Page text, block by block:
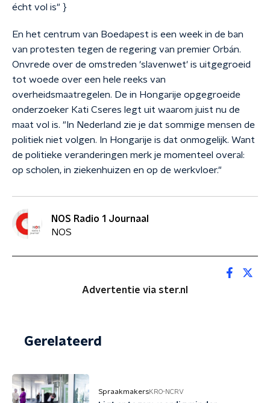
écht vol is" }
En het centrum van Boedapest is een week in de ban
van protesten tegen de regering van premier Orbán.
Onvrede over de omstreden 'slavenwet' is uitgegroeid
tot woede over een hele reeks van
overheidsmaatregelen. De in Hongarije opgegroeide
onderzoeker Kati Cseres legt uit waarom juist nu de
maat vol is. "In Nederland zie je dat sommige mensen de
politiek niet volgen. In Hongarije is dat onmogelijk. Want
de politieke veranderingen merk je momenteel overal:
op scholen, in ziekenhuizen en op de werkvloer."
NOS Radio 1 Journaal
NOS
Advertentie via ster.nl
Gerelateerd
SpraakmakersKRO-NCRV